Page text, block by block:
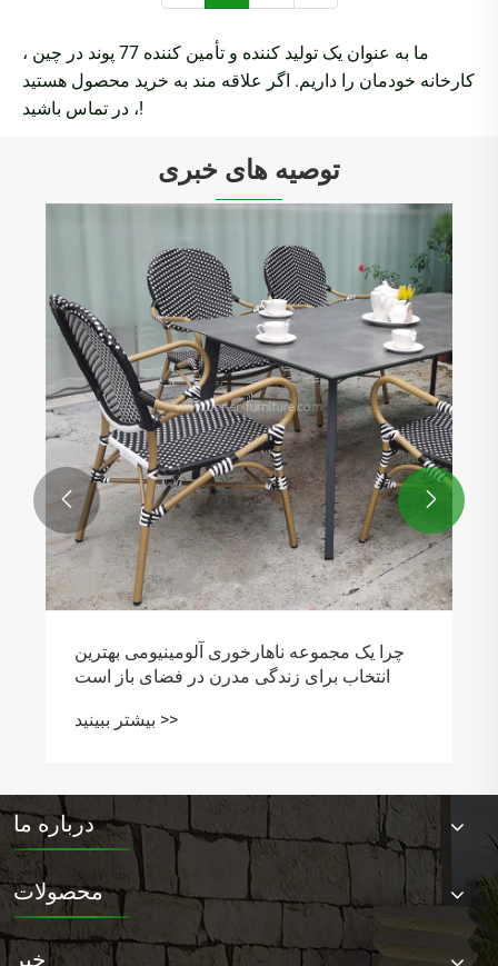
ما به عنوان یک تولید کننده و تأمین کننده 77 پوند در چین ،
کارخانه خودمان را داریم. اگر علاقه مند به خرید محصول هستید
، در تماس باشید!
توصیه های خبری
روندهای جدید در زندگی در فضای باز | مبل های
طناب بافته فضاهای طبیعی راحت ایجاد می کنند
بیشتر ببینید >>
 
درباره ما
محصولات
خبر